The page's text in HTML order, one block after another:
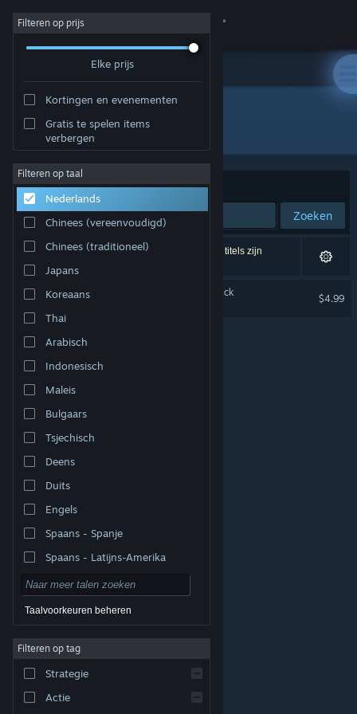
Inloggen
Community
Over
Ondersteuning
Taal wijzigen
Download de mobiele Steam-app
Desktopwebsite weergeven
© Valve Corporation. Alle rechten voorbehouden. Alle
handelsmerken zijn eigendom van hun respectieve
Privacybeleid|Juridische informatie
Toegankelijkheid
|
Terugbetalingen
Filteren op prijs
Elke prijs
Kortingen en evenementen
Gratis te spelen items
verbergen
Filteren op taal
Nederlands
Chinees (vereenvoudigd)
Chinees (traditioneel)
Japans
Koreaans
Thai
Arabisch
Indonesisch
Maleis
Bulgaars
Tsjechisch
Deens
Duits
Engels
Spaans - Spanje
Spaans - Latijns-Amerika
Taalvoorkeuren beheren
Filteren op tag
Strategie
Actie
Uitgever: Tyler Glaiel
Sorteren op Relevantie
Zoeken
1 resultaat komt overeen met je zoekopdracht. 2 titels zijn
uitgesloten op basis van je voorkeuren.
The End is Nigh - Soundtrack
$4.99